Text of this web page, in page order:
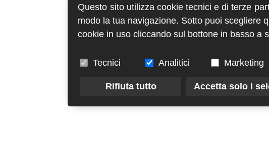
Questo sito utilizza cookie tecnici e di terze
modo la tua navigazione. Sotto puoi scegliere
cookie in uso cliccando sul bottone in basso a
Tecnici Analitici Marketing
Rifiuta tutto Accetta solo i